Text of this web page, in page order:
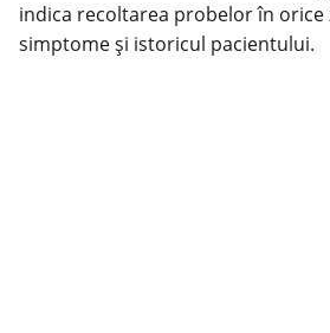
indica recoltarea probelor în orice
simptome şi istoricul pacientului.